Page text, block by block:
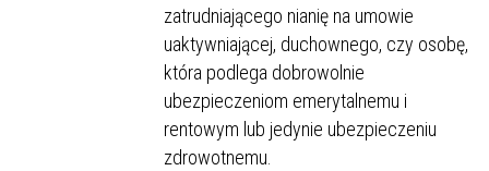
zatrudniającego nianię na umowie
uaktywniającej, duchownego, czy osobę,
która podlega dobrowolnie
ubezpieczeniom emerytalnemu i
rentowym lub jedynie ubezpieczeniu
zdrowotnemu.